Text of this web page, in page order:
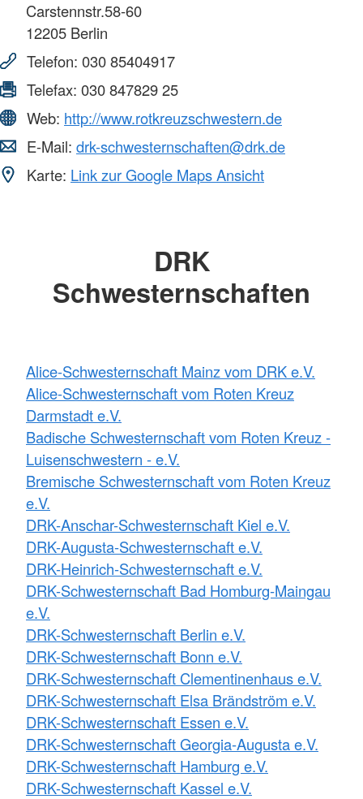
Carstennstr.58-60
12205 Berlin
Telefon: 030 85404917
Telefax: 030 847829 25
Web: http://www.rotkreuzschwestern.de
E-Mail: drk-schwesternschaften@drk.de
Karte: Link zur Google Maps Ansicht
DRK
Schwesternschaften
Alice-Schwesternschaft Mainz vom DRK e.V.
Alice-Schwesternschaft vom Roten Kreuz
Darmstadt e.V.
Badische Schwesternschaft vom Roten Kreuz -
Luisenschwestern - e.V.
Bremische Schwesternschaft vom Roten Kreuz
e.V.
DRK-Anschar-Schwesternschaft Kiel e.V.
DRK-Augusta-Schwesternschaft e.V.
DRK-Heinrich-Schwesternschaft e.V.
DRK-Schwesternschaft Bad Homburg-Maingau
e.V.
DRK-Schwesternschaft Berlin e.V.
DRK-Schwesternschaft Bonn e.V.
DRK-Schwesternschaft Clementinenhaus e.V.
DRK-Schwesternschaft Elsa Brändström e.V.
DRK-Schwesternschaft Essen e.V.
DRK-Schwesternschaft Georgia-Augusta e.V.
DRK-Schwesternschaft Hamburg e.V.
DRK-Schwesternschaft Kassel e.V.